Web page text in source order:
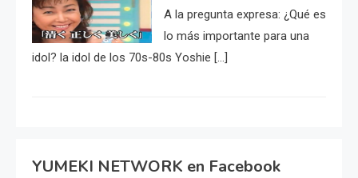
A la pregunta expresa: ¿Qué es
lo más importante para una
idol? la idol de los 70s-80s Yoshie […]
YUMEKI NETWORK en Facebook